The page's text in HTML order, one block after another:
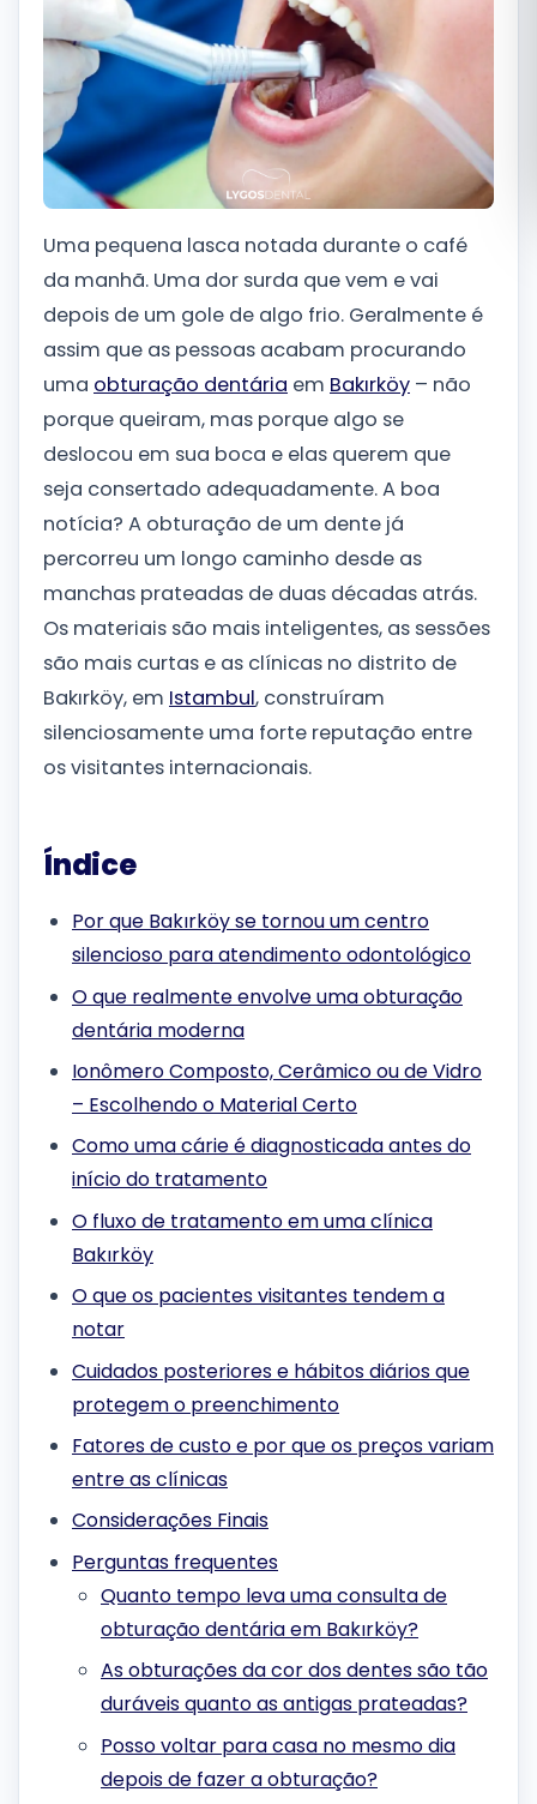
Русский
Uma pequena lasca notada durante o café
da manhã. Uma dor surda que vem e vai
depois de um gole de algo frio. Geralmente é
assim que as pessoas acabam procurando
uma obturação dentária em Bakırköy – não
porque queiram, mas porque algo se
deslocou em sua boca e elas querem que
seja consertado adequadamente. A boa
notícia? A obturação de um dente já
percorreu um longo caminho desde as
manchas prateadas de duas décadas atrás.
Os materiais são mais inteligentes, as sessões
são mais curtas e as clínicas no distrito de
Bakırköy, em Istambul, construíram
silenciosamente uma forte reputação entre
os visitantes internacionais.
Índice
Por que Bakırköy se tornou um centro
silencioso para atendimento odontológico
O que realmente envolve uma obturação
dentária moderna
Ionômero Composto, Cerâmico ou de Vidro
– Escolhendo o Material Certo
Como uma cárie é diagnosticada antes do
início do tratamento
O fluxo de tratamento em uma clínica
Bakırköy
O que os pacientes visitantes tendem a
notar
Cuidados posteriores e hábitos diários que
protegem o preenchimento
Fatores de custo e por que os preços variam
entre as clínicas
Considerações Finais
Perguntas frequentes
Quanto tempo leva uma consulta de
obturação dentária em Bakırköy?
As obturações da cor dos dentes são tão
duráveis ​​quanto as antigas prateadas?
Posso voltar para casa no mesmo dia
depois de fazer a obturação?